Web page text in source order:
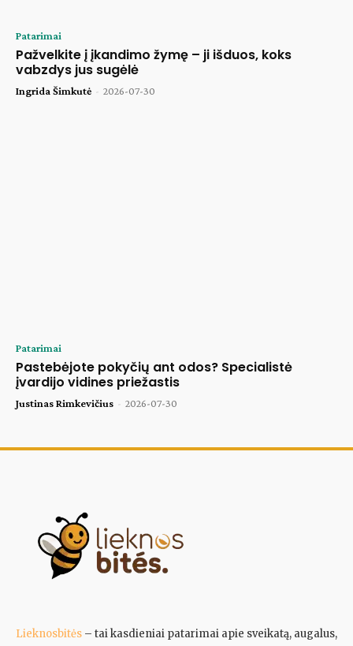
Patarimai
Pažvelkite į įkandimo žymę – ji išduos, koks
vabzdys jus sugėlė
Ingrida Šimkutė - 2026-07-30
Patarimai
Pastebėjote pokyčių ant odos? Specialistė
įvardijo vidines priežastis
Justinas Rimkevičius - 2026-07-30
Lieknosbitės – tai kasdieniai patarimai apie sveikatą, augalus,